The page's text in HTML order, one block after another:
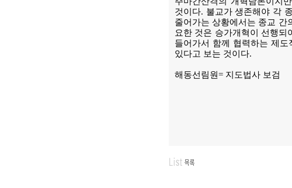
것이다. 불교가 생존해야 각
줄어가는 상황에서는 종교 간
요한 것은 승가개혁이 선행되
들어가서 함께 협력하는 제
있다고 보는 것이다.
해동선림원= 지도법사 보검